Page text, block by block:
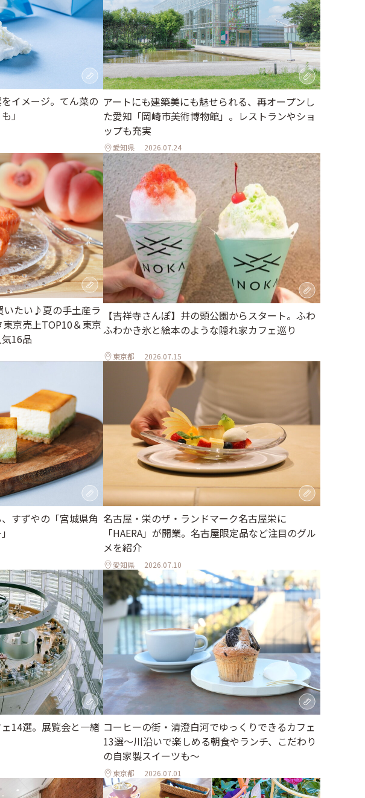
イメージ。てん菜の
」
アートにも建築美にも魅せられる、再オープンし
た愛知「岡崎市美術博物館」。レストランやショ
ップも充実
愛知県 2026.07.24
いたい♪夏の手土産ラ
京売上TOP10＆東京
16品
【吉祥寺さんぽ】井の頭公園からスタート。ふわ
ふわかき氷と絵本のような隠れ家カフェ巡り
東京都 2026.07.15
すずやの「宮城県角 名古屋・栄のザ・ランドマーク名古屋栄に
「HAERA」が開業。名古屋限定品など注目のグル
メを紹介
愛知県 2026.07.10
14選。展覧会と一緒 コーヒーの街・清澄白河でゆっくりできるカフェ
13選～川沿いで楽しめる朝食やランチ、こだわり
の自家製スイーツも～
東京都 2026.07.01